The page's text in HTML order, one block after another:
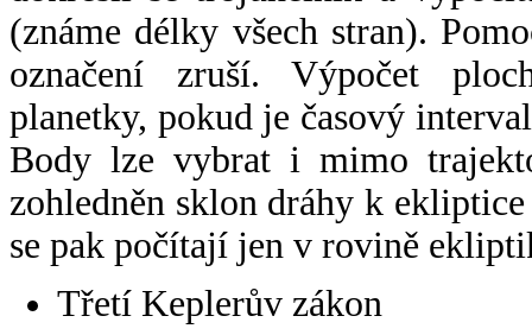
(známe délky všech stran).
označení zruší. Výpočet
planetky, pokud je časový
Body lze vybrat i mimo
zohledněn sklon dráhy k
se pak počítají jen v rovině
Třetí Keplerův zákon